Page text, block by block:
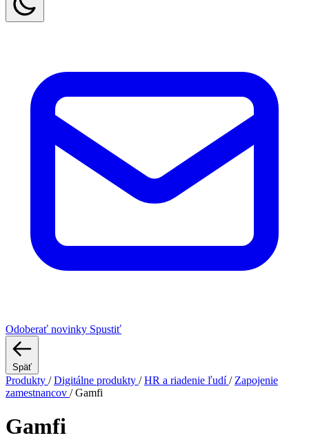
Odoberať novinky Spustiť
Späť
Produkty / Digitálne produkty / HR a riadenie ľudí/ Zapojenie
zamestnancov / Gamfi
Gamfi